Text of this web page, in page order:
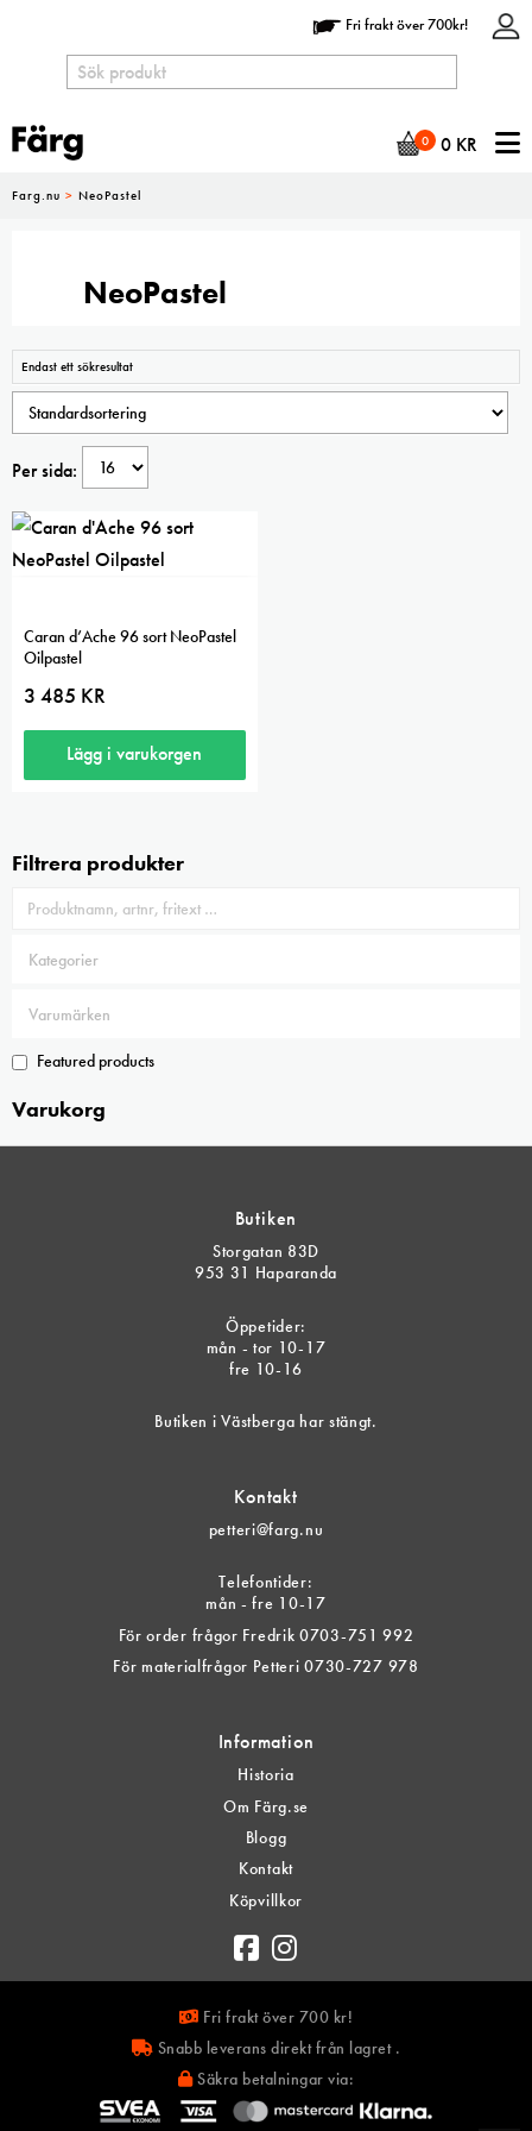
Fri frakt över 700kr!
0 0 KR
Farg.nu > NeoPastel
NeoPastel
Endast ett sökresultat
Per sida:
Caran d’Ache 96 sort NeoPastel
Oilpastel
3 485 KR
Lägg i varukorgen
Filtrera produkter
Featured products
Varukorg
Butiken
Storgatan 83D
953 31 Haparanda
Öppetider:
mån - tor 10-17
fre 10-16
Butiken i Västberga har stängt.
Kontakt
petteri@farg.nu
Telefontider:
mån - fre 10-17
För order frågor Fredrik 0703-751 992
För materialfrågor Petteri 0730-727 978
Information
Historia
Om Färg.se
Blogg
Kontakt
Köpvillkor
Fri frakt över 700 kr!
Snabb leverans direkt från lagret .
Säkra betalningar via: